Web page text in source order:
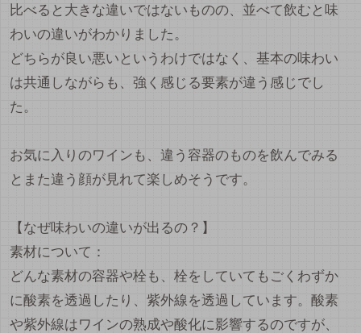
比べると大きな違いではないものの、並べて飲むと味
わいの違いがわかりました。
どちらが良い悪いというわけではなく、基本の味わい
は共通しながらも、強く感じる要素が違う感じでし
た。
お気に入りのワインも、違う容器のものを飲んでみる
とまた違う顔が見れて楽しめそうです。
【なぜ味わいの違いが出るの？】
素材について：
どんな素材の容器や栓も、栓をしていてもごくわずか
に酸素を透過したり、紫外線を透過しています。酸素
や紫外線はワインの熟成や酸化に影響するのですが、